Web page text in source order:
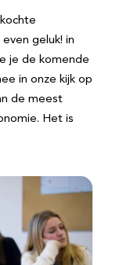
geluk! in
je de komende
in onze kijk op
de meest
Het is